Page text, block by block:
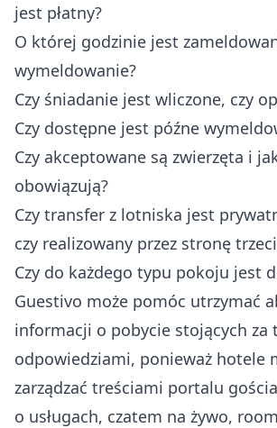
jest płatny?
O której godzinie jest
wymeldowanie?
Czy śniadanie jest wliczone, czy
Czy dostępne jest późne
Czy akceptowane są zwierzęta i
obowiązują?
Czy transfer z lotniska jest
czy realizowany przez stronę
Czy do każdego typu pokoju jest
Guestivo może pomóc utrzymać
informacji o pobycie stojących za
odpowiedziami, ponieważ hotele
zarządzać treściami portalu
o usługach, czatem na żywo,